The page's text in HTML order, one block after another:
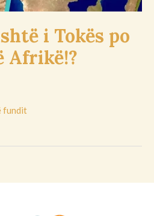
i Tokës po
Afrikë!?
fundit